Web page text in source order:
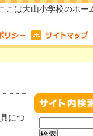
こは大山小学校のホー
につ